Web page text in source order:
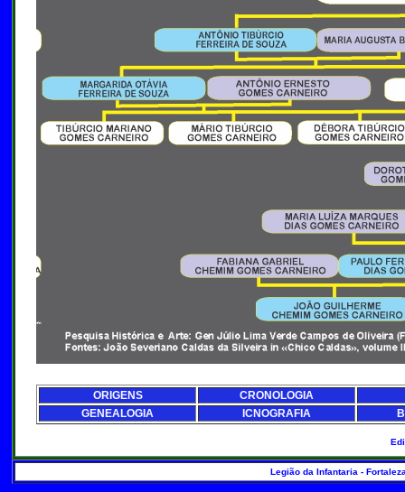
ORIGENS
CRONOLOGIA
GENEALOGIA
ICNOGRAFIA
Legião da Infantaria -